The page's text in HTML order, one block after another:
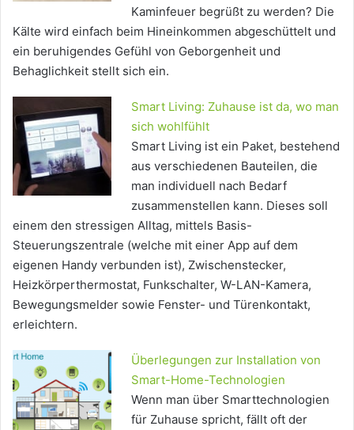
Kaminfeuer begrüßt zu werden? Die
Kälte wird einfach beim Hineinkommen abgeschüttelt und
ein beruhigendes Gefühl von Geborgenheit und
Behaglichkeit stellt sich ein.
Smart Living: Zuhause ist da, wo man
sich wohlfühlt
Smart Living ist ein Paket, bestehend
aus verschiedenen Bauteilen, die
man individuell nach Bedarf
zusammenstellen kann. Dieses soll
einem den stressigen Alltag, mittels Basis-
Steuerungszentrale (welche mit einer App auf dem
eigenen Handy verbunden ist), Zwischenstecker,
Heizkörperthermostat, Funkschalter, W-LAN-Kamera,
Bewegungsmelder sowie Fenster- und Türenkontakt,
erleichtern.
Überlegungen zur Installation von
Smart-Home-Technologien
Wenn man über Smarttechnologien
für Zuhause spricht, fällt oft der